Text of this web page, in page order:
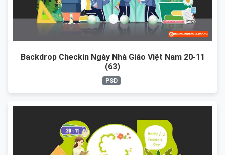
Backdrop Checkin Ngày Nhà Giáo Việt Nam 20-11
(63)
PSD